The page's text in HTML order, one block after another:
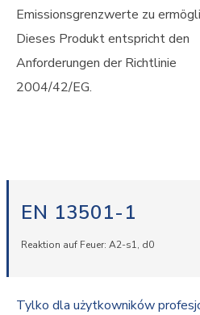
Emissionsgrenzwerte zu
Dieses Produkt entspricht den
Anforderungen der Richtlinie
2004/42/EG.
EN 13501-1
Reaktion auf Feuer: A2-s1, d0
Tylko dla użytkowników